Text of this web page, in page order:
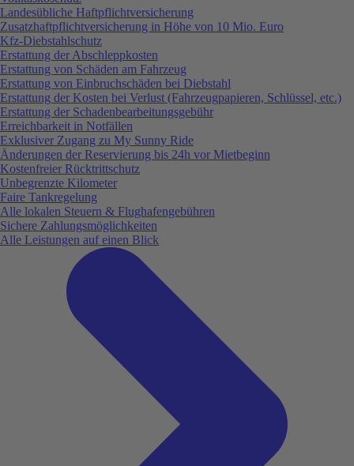
Landesübliche Haftpflichtversicherung
Zusatzhaftpflichtversicherung in Höhe von 10 Mio. Euro
Kfz-Diebstahlschutz
Erstattung der Abschleppkosten
Erstattung von Schäden am Fahrzeug
Erstattung von Einbruchschäden bei Diebstahl
Erstattung der Kosten bei Verlust (Fahrzeugpapieren, Schlüssel, etc.)
Erstattung der Schadenbearbeitungsgebühr
Erreichbarkeit in Notfällen
Exklusiver Zugang zu My Sunny Ride
Änderungen der Reservierung bis 24h vor Mietbeginn
Kostenfreier Rücktrittschutz
Unbegrenzte Kilometer
Faire Tankregelung
Alle lokalen Steuern & Flughafengebühren
Sichere Zahlungsmöglichkeiten
Alle Leistungen auf einen Blick